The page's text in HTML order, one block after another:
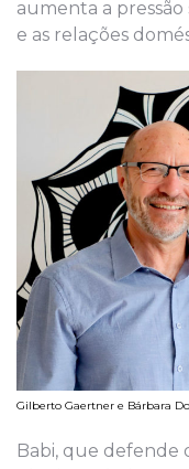
aumenta a pressão
e as relações
Gilberto Gaertner e Bárbara
Babi, que defende